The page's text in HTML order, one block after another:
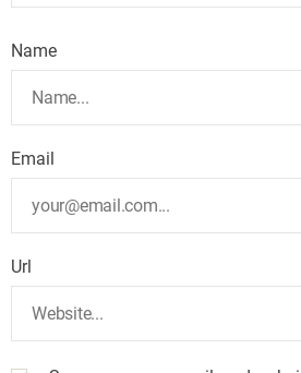
Name
Email
Url